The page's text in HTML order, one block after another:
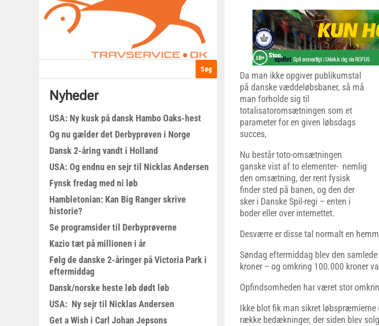
Nyheder
USA: Ny kusk på dansk Hambo Oaks-hest
Og nu gælder det Derbyprøven i Norge
Dansk 2-åring vandt i Holland
USA: Og endnu en sejr til Nicklas Andersen
Fynsk fredag med ni løb
Hambletonian: Kan Big Ranger skrive
historie?
Se programsider til Derbyprøverne
Kazio tæt på millionen i år
Følg de danske 2-åringer på Victoria Park i
eftermiddag
Dansk/norske heste løb dødt løb
USA: Ny sejr til Nicklas Andersen
Get a Wish i Carl Johan Jepsons
Da man ikke opgiver publikumstal
på danske væddeløbsbaner, så må
man forholde sig til
totalisatoromsætningen som et
parameter for en given løbsdags
succes,
Nu består toto-omsætningen
ganske vist af to elementer- nemlig
den omsætning, der rent fysisk
finder sted på banen, og den der
sker i Danske Spil-regi – enten i
boder eller over internettet.
Desværre er disse tal normalt en
Søndag eftermiddag blev den
kroner – og omkring 100.000 kroner
Opfindsomheden har været stor
Ikke blot fik man sikret
række bedækninger, der siden blev